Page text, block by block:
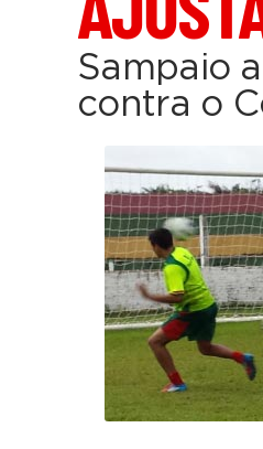
Sampaio
contra o